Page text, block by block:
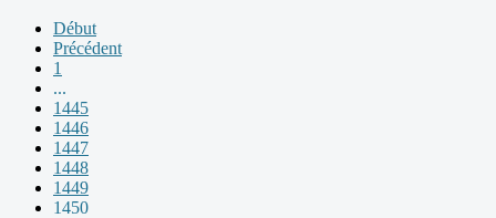
Début
Précédent
1
...
1445
1446
1447
1448
1449
1450